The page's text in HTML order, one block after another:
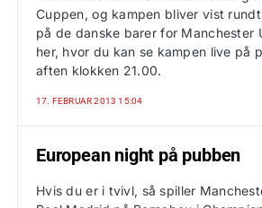
Cuppen, og kampen bliver vist
på de danske barer for Manchester
her, hvor du kan se kampen live på
aften klokken 21.00.
17. FEBRUAR 2013 15:04
European night på pubben
Hvis du er i tvivl, så spiller